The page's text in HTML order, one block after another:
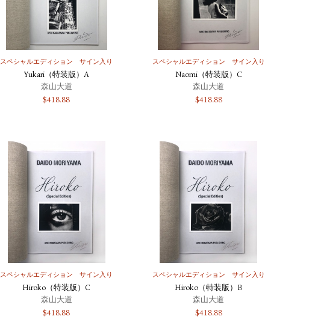
スペシャルエディション サイン入り
Yukari（特装版）A
森山大道
$418.88
スペシャルエディション サイン入り
Naomi（特装版）C
森山大道
$418.88
スペシャルエディション サイン入り
Hiroko（特装版）C
森山大道
$418.88
スペシャルエディション サイン入り
Hiroko（特装版）B
森山大道
$418.88